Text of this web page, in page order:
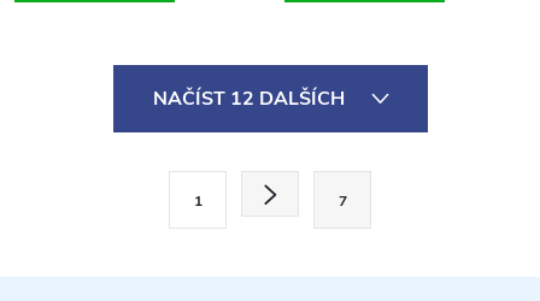
NAČÍST 12 DALŠÍCH
1 7